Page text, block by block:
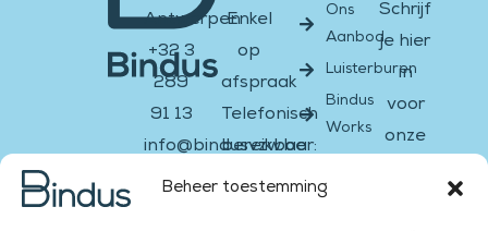
Beheer toestemming
Antwerpen
+32 3
289
91 13
info@bindusvzw.be
BE0451.931.908
Enkel
op
afspraak
Telefonisch
bereikbaar:
Ma &
Ons
Aanbod
Luisterburen
Bindus
Works
Schrijf
je hier
in
voor
onze